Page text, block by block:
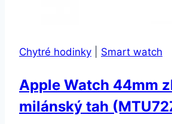
Chytré hodinky Smart watch
Apple Watch 44mm
milánský tah